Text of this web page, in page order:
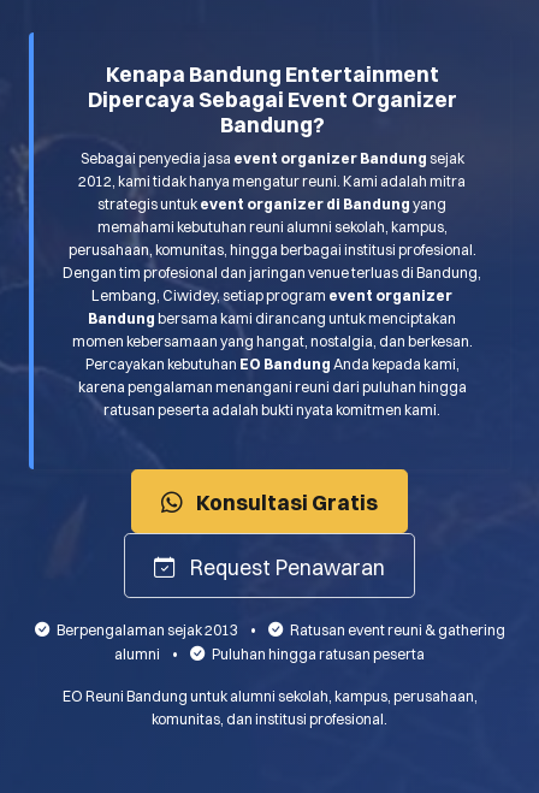
Kenapa Bandung Entertainment
Dipercaya Sebagai Event Organizer
Bandung?
Sebagai penyedia jasa event organizer Bandung sejak
2012, kami tidak hanya mengatur reuni. Kami adalah mitra
strategis untuk event organizer di Bandung yang
memahami kebutuhan reuni alumni sekolah, kampus,
perusahaan, komunitas, hingga berbagai institusi profesional.
Dengan tim profesional dan jaringan venue terluas di Bandung,
Lembang, Ciwidey, setiap program event organizer
Bandung bersama kami dirancang untuk menciptakan
momen kebersamaan yang hangat, nostalgia, dan berkesan.
Percayakan kebutuhan EO Bandung Anda kepada kami,
karena pengalaman menangani reuni dari puluhan hingga
ratusan peserta adalah bukti nyata komitmen kami.
Konsultasi Gratis
Request Penawaran
Berpengalaman sejak 2013 •
Ratusan event reuni & gathering
alumni
• Puluhan hingga ratusan peserta
EO Reuni Bandung untuk alumni sekolah, kampus, perusahaan,
komunitas, dan institusi profesional.